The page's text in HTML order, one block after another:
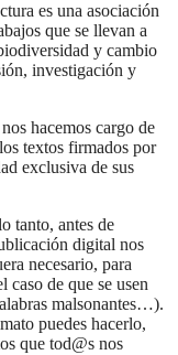
es una asociación
que se llevan a
y cambio
investigación y
hacemos cargo de
textos firmados por
exclusiva de sus
tanto, antes de
digital nos
necesario, para
de que se usen
malsonantes…).
puedes hacerlo,
que tod@s nos